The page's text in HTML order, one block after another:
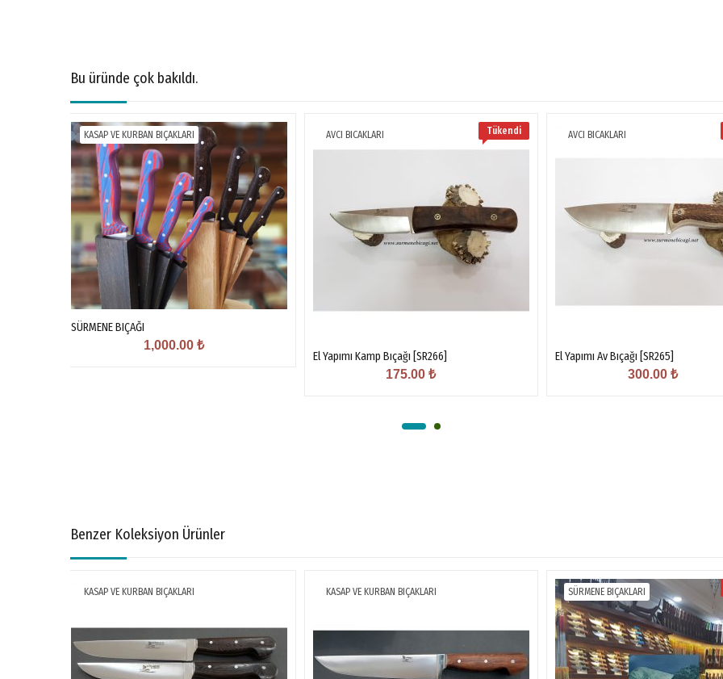
Bu üründe çok bakıldı.
KASAP VE KURBAN BIÇAKLARI
SÜRMENE BIÇAĞI
1,000.00 ₺
AVCI BICAKLARI
El Yapımı Kamp Bıçağı [SR266]
Tükendi
175.00 ₺
AVCI BICAKLARI
El Yapımı Av Bıçağı [SR265]
300.00 ₺
Benzer Koleksiyon Ürünler
KASAP VE KURBAN BIÇAKLARI KASAP VE KURBAN BIÇAKLARI SÜRMENE BIÇAKLARI